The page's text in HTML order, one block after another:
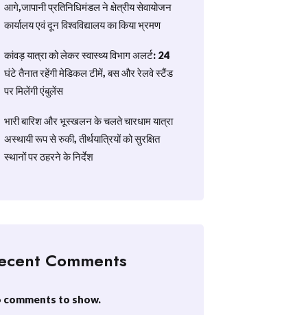
आगे,जापानी प्रतिनिधिमंडल ने क्षेत्रीय सेवायोजन
कार्यालय एवं दून विश्वविद्यालय का किया भ्रमण
​कांवड़ यात्रा को लेकर स्वास्थ्य विभाग अलर्ट: 24
घंटे तैनात रहेंगी मेडिकल टीमें, बस और रेलवे स्टैंड
पर मिलेंगी एंबुलेंस
​भारी बारिश और भूस्खलन के चलते चारधाम यात्रा
अस्थायी रूप से रुकी, तीर्थयात्रियों को सुरक्षित
स्थानों पर ठहरने के निर्देश
Comments
comments to show.